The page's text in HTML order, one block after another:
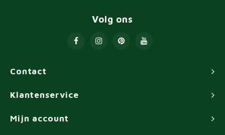
Contact
Volg ons
Klantenservice
Mijn account